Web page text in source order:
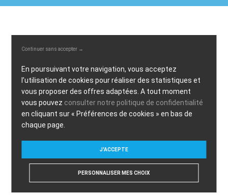
Continuer sans accepter →
En poursuivant votre navigation, vous acceptez
l’utilisation de cookies pour réaliser des statistiques et
vous proposer des offres adaptées. A tout moment
vous pouvez consulter notre politique de confidentialité
en cliquant sur « Préférences de cookies » en bas de
chaque page.
PERSONNALISER MES CHOIX
J'ACCEPTE